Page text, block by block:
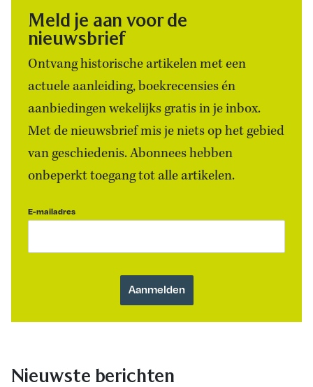
Meld je aan voor de
nieuwsbrief
Ontvang historische artikelen met een
actuele aanleiding, boekrecensies én
aanbiedingen wekelijks gratis in je inbox.
Met de nieuwsbrief mis je niets op het gebied
van geschiedenis. Abonnees hebben
onbeperkt toegang tot alle artikelen.
E-mailadres
Nieuwste berichten